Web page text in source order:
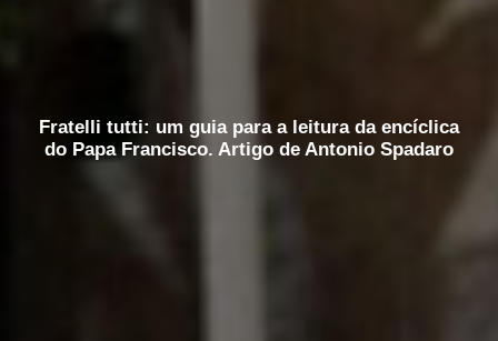
Fratelli tutti: um guia para a leitura da encíclica
do Papa Francisco. Artigo de Antonio Spadaro